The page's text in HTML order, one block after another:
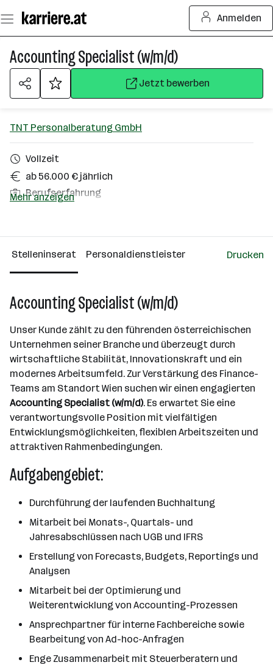
Seiteninhalt
springen
Anmelden
Accounting Specialist (w/m/d)
Jetzt bewerben
TNT Personalberatung GmbH
Vollzeit
ab 56.000 € jährlich
Berufserfahrung
Mehr anzeigen
Stelleninserat Personaldienstleister Drucken
Accounting Specialist (w/m/d)
Unser Kunde zählt zu den führenden österreichischen
Unternehmen seiner Branche und überzeugt durch
wirtschaftliche Stabilität, Innovationskraft und ein
modernes Arbeitsumfeld. Zur Verstärkung des Finance-
Teams am Standort Wien suchen wir einen engagierten
Accounting Specialist (w/m/d). Es erwartet Sie eine
verantwortungsvolle Position mit vielfältigen
Entwicklungsmöglichkeiten, flexiblen Arbeitszeiten und
attraktiven Rahmenbedingungen.
Aufgabengebiet:
Durchführung der laufenden Buchhaltung
Mitarbeit bei Monats-, Quartals- und
Jahresabschlüssen nach UGB und IFRS
Erstellung von Forecasts, Budgets, Reportings und
Analysen
Mitarbeit bei der Optimierung und
Weiterentwicklung von Accounting-Prozessen
Ansprechpartner für interne Fachbereiche sowie
Bearbeitung von Ad-hoc-Anfragen
Enge Zusammenarbeit mit Steuerberatern und